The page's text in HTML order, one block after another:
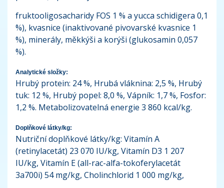
fruktooligosacharidy FOS 1 % a yucca schidigera 0,1
%), kvasnice (inaktivované pivovarské kvasnice 1
%), minerály, měkkýši a korýši (glukosamin 0,057
%).
Analytické složky:
Hrubý protein: 24 %, Hrubá vláknina: 2,5 %, Hrubý
tuk: 12 %, Hrubý popel: 8,0 %, Vápník: 1,7 %, Fosfor:
1,2 %. Metabolizovatelná energie 3 860 kcal/kg.
Doplňkové látky/kg:
Nutriční doplňkové látky/kg: Vitamín A
(retinylacetát) 23 070 IU/kg, Vitamín D3 1 207
IU/kg, Vitamín E (all-rac-alfa-tokoferylacetát
3a700i) 54 mg/kg, Cholinchlorid 1 000 mg/kg,